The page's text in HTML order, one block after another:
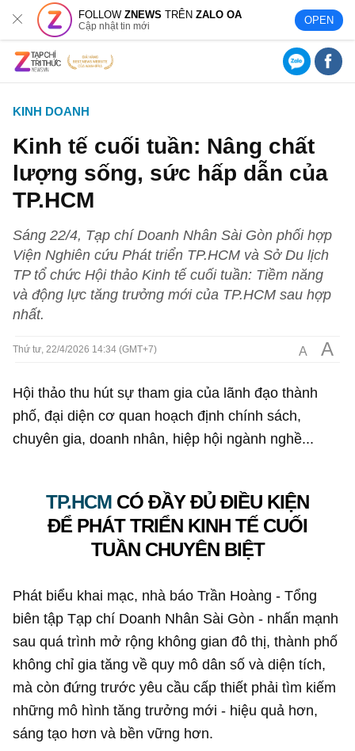
FOLLOWZNEWS TRÊNZALO OA
Cập nhật tin mới OPEN
KINH DOANH
Kinh tế cuối tuần: Nâng chất
lượng sống, sức hấp dẫn của
TP.HCM
Sáng 22/4, Tạp chí Doanh Nhân Sài Gòn phối hợp
Viện Nghiên cứu Phát triển TP.HCM và Sở Du lịch
TP tổ chức Hội thảo Kinh tế cuối tuần: Tiềm năng
và động lực tăng trưởng mới của TP.HCM sau hợp
nhất.
Thứ tư, 22/4/2026 14:34 (GMT+7) A A
Hội thảo thu hút sự tham gia của lãnh đạo thành
phố, đại diện cơ quan hoạch định chính sách,
chuyên gia, doanh nhân, hiệp hội ngành nghề...
TP.HCM CÓ ĐẦY ĐỦ ĐIỀU KIỆN
ĐỂ PHÁT TRIỂN KINH TẾ CUỐI
TUẦN CHUYÊN BIỆT
Phát biểu khai mạc, nhà báo Trần Hoàng - Tổng
biên tập Tạp chí Doanh Nhân Sài Gòn - nhấn mạnh
sau quá trình mở rộng không gian đô thị, thành phố
không chỉ gia tăng về quy mô dân số và diện tích,
mà còn đứng trước yêu cầu cấp thiết phải tìm kiếm
những mô hình tăng trưởng mới - hiệu quả hơn,
sáng tạo hơn và bền vững hơn.